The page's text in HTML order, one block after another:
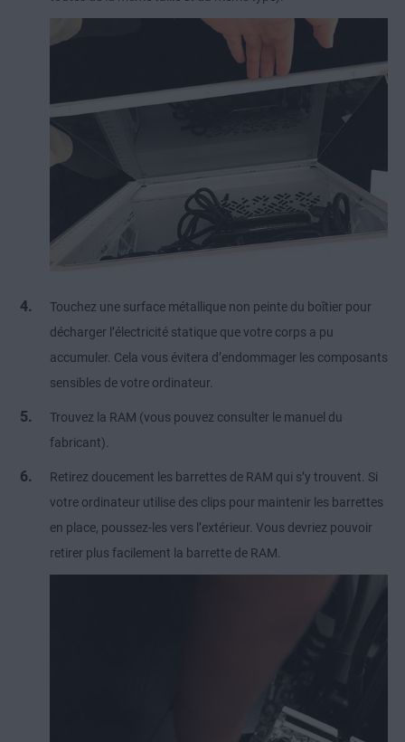
Touchez une surface métallique non peinte du boîtier pour
décharger l’électricité statique que votre corps a pu
accumuler. Cela vous évitera d’endommager les composants
sensibles de votre ordinateur.
Trouvez la RAM (vous pouvez consulter le manuel du
fabricant).
Retirez doucement les barrettes de RAM qui s’y trouvent. Si
votre ordinateur utilise des clips pour maintenir les barrettes
en place, poussez-les vers l’extérieur. Vous devriez pouvoir
retirer plus facilement la barrette de RAM.